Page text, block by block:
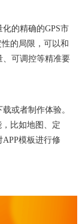
化的精确的GPS市
的局限，可以和
、可调控等精准要
或者制作体验。
，比如地图、定
模板进行修